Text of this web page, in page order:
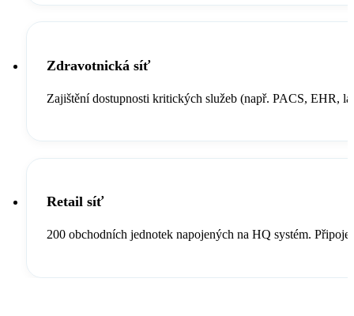
Zdravotnická síť
Zajištění dostupnosti kritických služeb (např. PACS, EHR,
Retail síť
200 obchodních jednotek napojených na HQ systém.